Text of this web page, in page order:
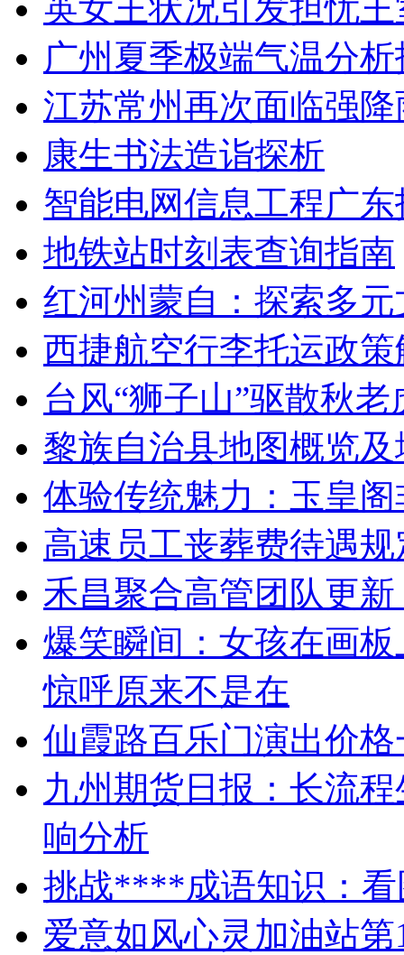
英女王状况引发担忧
广州夏季极端气温分
江苏常州再次面临强
康生书法造诣探析
智能电网信息工程广
地铁站时刻表查询指南
红河州蒙自：探索多
西捷航空行李托运政
台风“狮子山”驱散秋
黎族自治县地图概览
体验传统魅力：玉皇
高速员工丧葬费待遇
禾昌聚合高管团队更
爆笑瞬间：女孩在画
惊呼原来不是在
仙霞路百乐门演出价格
九州期货日报：长流
响分析
挑战****成语知识：看
爱意如风心灵加油站第